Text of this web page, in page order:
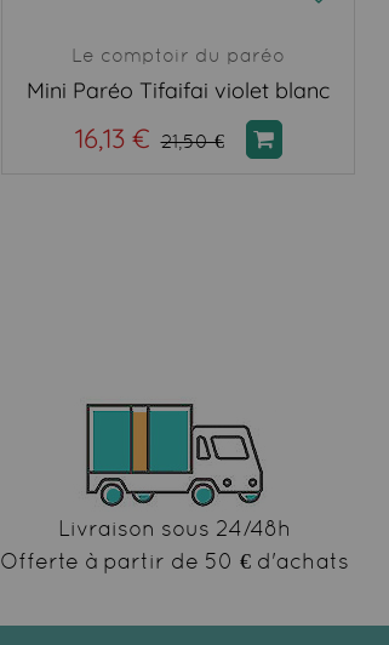
Le comptoir du paréo
Mini Paréo Tifaifai violet blanc
16,13 € 21,50 €
Livraison sous 24/48h
Offerte à partir de 50 € d'achats